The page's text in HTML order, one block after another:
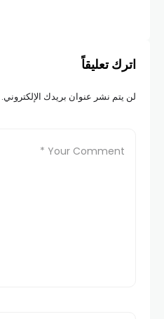
اترك تعليقاً
لن يتم نشر عنوان بريدك الإلكتروني.